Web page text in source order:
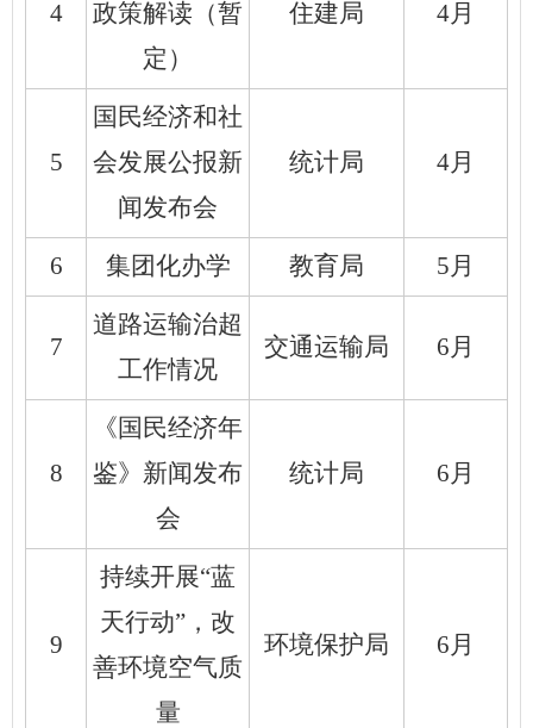
4
政策解读（暂
定）
住建局 4月
5
国民经济和社
会发展公报新
闻发布会
统计局 4月
6 集团化办学 教育局 5月
7
道路运输治超
工作情况
交通运输局 6月
8
《国民经济年
鉴》新闻发布
会
统计局 6月
9
持续开展“蓝
天行动”，改
善环境空气质
量
环境保护局 6月